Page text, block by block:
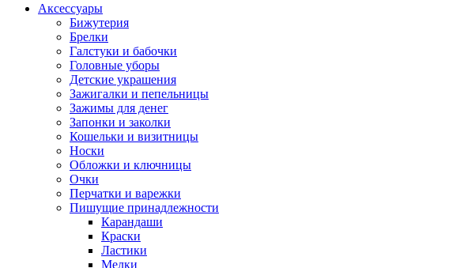
Аксессуары
Бижутерия
Брелки
Галстуки и бабочки
Головные уборы
Детские украшения
Зажигалки и пепельницы
Зажимы для денег
Запонки и заколки
Кошельки и визитницы
Носки
Обложки и ключницы
Очки
Перчатки и варежки
Пишущие принадлежности
Карандаши
Краски
Ластики
Мелки